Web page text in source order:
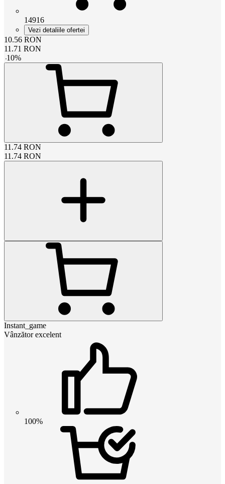
14916
Vezi detaliile ofertei
10.56 RON
11.71 RON
-10%
11.74 RON
11.74 RON
Instant_game
Vânzător excelent
100%